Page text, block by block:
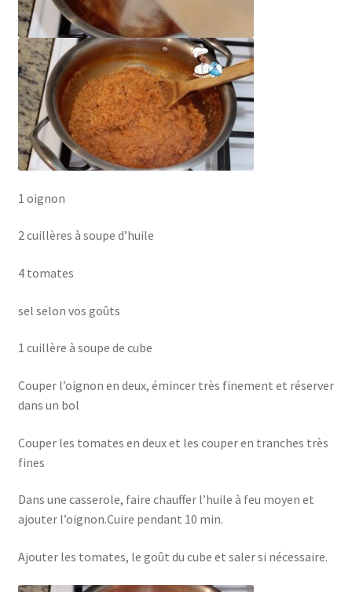
1 oignon
2 cuillères à soupe d’huile
4 tomates
sel selon vos goûts
1 cuillère à soupe de cube
Couper l’oignon en deux, émincer très finement et réserver
dans un bol
Couper les tomates en deux et les couper en tranches très
fines
Dans une casserole, faire chauffer l’huile à feu moyen et
ajouter l’oignon.Cuire pendant 10 min.
Ajouter les tomates, le goût du cube et saler si nécessaire.